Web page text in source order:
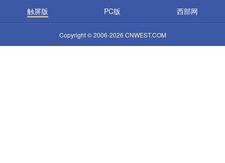
触屏版 PC版 西部网
Copyright © 2006-2026 CNWEST.COM